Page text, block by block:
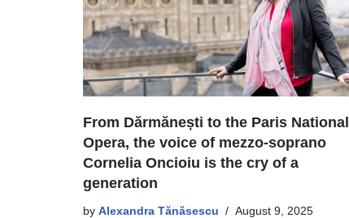
From Dărmănești to the Paris National
Opera, the voice of mezzo-soprano
Cornelia Oncioiu is the cry of a
generation
by Alexandra Tănăsescu August 9, 2025